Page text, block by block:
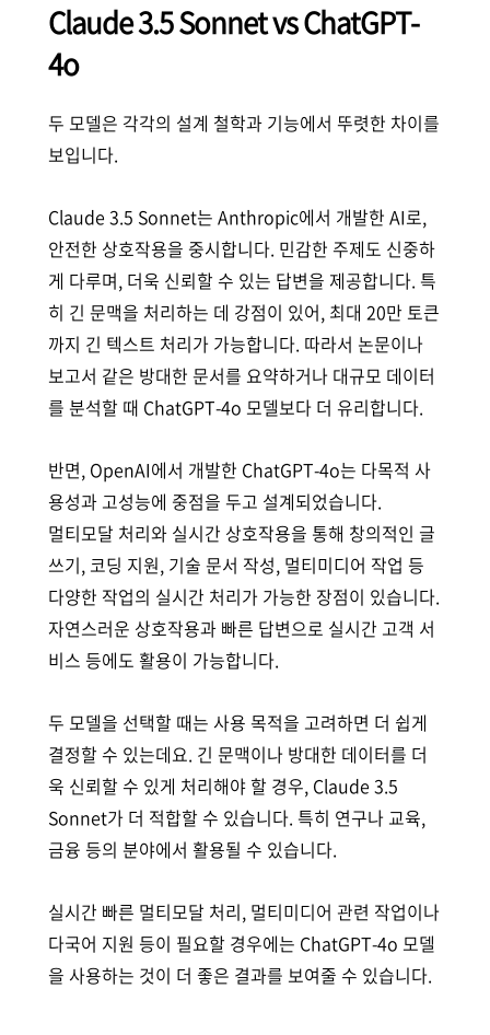
Claude 3.5 Sonnet vs ChatGPT-
4o
두 모델은 각각의 설계 철학과 기능에서 뚜렷한 차이를
보입니다.
Claude 3.5 Sonnet는 Anthropic에서 개발한 AI로,
안전한 상호작용을 중시합니다. 민감한 주제도 신중하
게 다루며, 더욱 신뢰할 수 있는 답변을 제공합니다. 특
히 긴 문맥을 처리하는 데 강점이 있어, 최대 20만 토큰
까지 긴 텍스트 처리가 가능합니다. 따라서 논문이나
보고서 같은 방대한 문서를 요약하거나 대규모 데이터
를 분석할 때 ChatGPT-4o 모델보다 더 유리합니다.
반면, OpenAI에서 개발한 ChatGPT-4o는 다목적 사
용성과 고성능에 중점을 두고 설계되었습니다.
멀티모달 처리와 실시간 상호작용을 통해 창의적인 글
쓰기, 코딩 지원, 기술 문서 작성, 멀티미디어 작업 등
다양한 작업의 실시간 처리가 가능한 장점이 있습니다.
자연스러운 상호작용과 빠른 답변으로 실시간 고객 서
비스 등에도 활용이 가능합니다.
두 모델을 선택할 때는 사용 목적을 고려하면 더 쉽게
결정할 수 있는데요. 긴 문맥이나 방대한 데이터를 더
욱 신뢰할 수 있게 처리해야 할 경우, Claude 3.5
Sonnet가 더 적합할 수 있습니다. 특히 연구나 교육,
금융 등의 분야에서 활용될 수 있습니다.
실시간 빠른 멀티모달 처리, 멀티미디어 관련 작업이나
다국어 지원 등이 필요할 경우에는 ChatGPT-4o 모델
을 사용하는 것이 더 좋은 결과를 보여줄 수 있습니다.